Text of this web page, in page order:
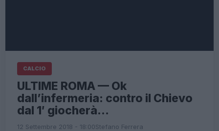
CALCIO
ULTIME ROMA — Ok
dall’infermeria: contro il Chievo
dal 1′ giocherà…
12 Settembre 2018 - 18:00Stefano Ferrera